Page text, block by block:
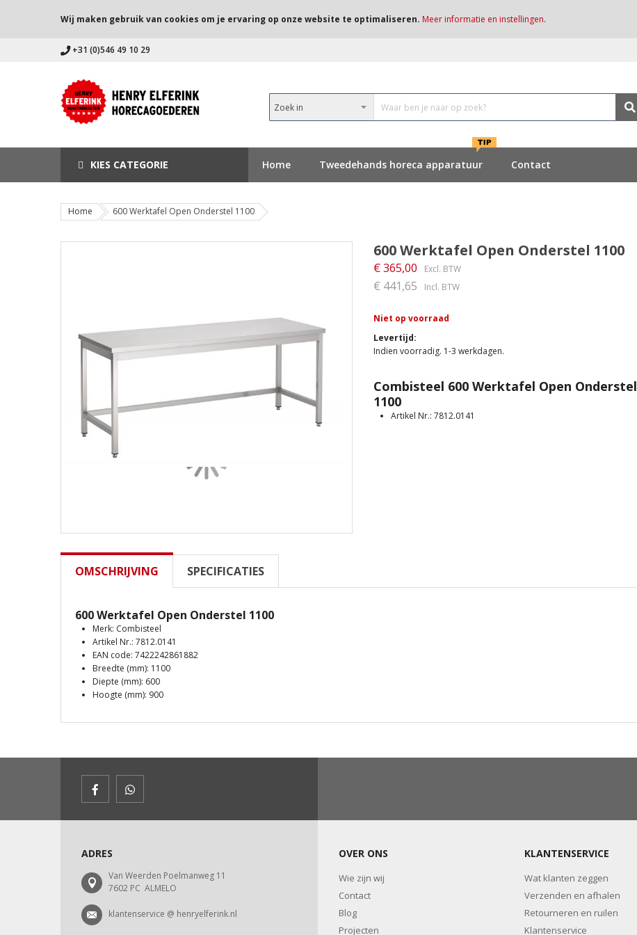
Wij maken gebruik van cookies om je ervaring op onze website te optimaliseren. Meer informatie en instellingen.
+31 (0)546 49 10 29
KIES CATEGORIE Home Tweedehands horeca apparatuur Contact
Home 600 Werktafel Open Onderstel 1100
600 Werktafel Open Onderstel 1100
Niet op voorraad
Levertijd
Indien voorradig. 1-3 werkdagen.
€ 365,00
€ 441,65
Combisteel 600 Werktafel Open Onderstel
1100
Artikel Nr.: 7812.0141
OMSCHRIJVING SPECIFICATIES
600 Werktafel Open Onderstel 1100
Merk: Combisteel
Artikel Nr.: 7812.0141
EAN code: 7422242861882
Breedte (mm): 1100
Diepte (mm): 600
Hoogte (mm): 900
ADRES
Van Weerden Poelmanweg 11
7602 PC ALMELO
klantenservice @ henryelferink.nl
OVER ONS
Wie zijn wij
Contact
Blog
Projecten
KLANTENSERVICE
Wat klanten zeggen
Verzenden en afhalen
Retourneren en ruilen
Klantenservice